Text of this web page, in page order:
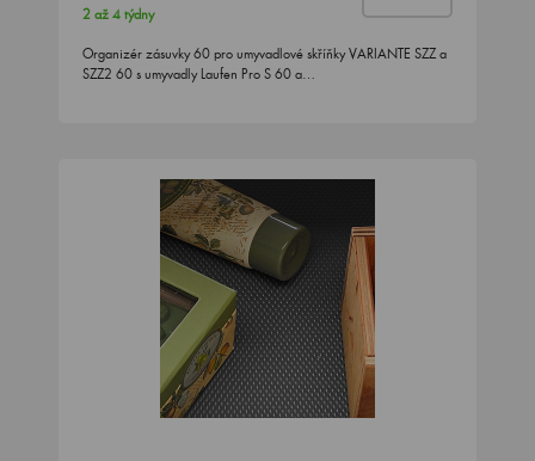
2 až 4 týdny
Organizér zásuvky 60 pro umyvadlové skříňky VARIANTE SZZ a
SZZ2 60 s umyvadly Laufen Pro S 60 a…